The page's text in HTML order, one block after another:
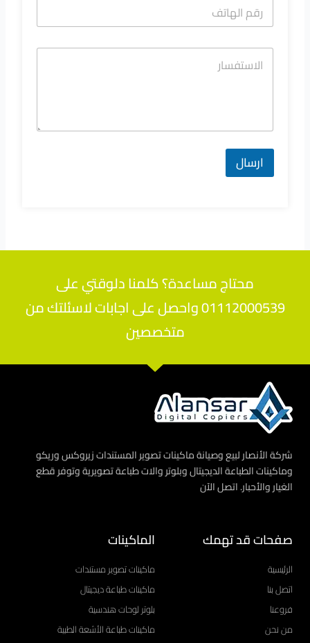
ارسال
محتاج مساعدة؟ كلمنا دلوقتي على
01112000539 واحصل على اجابات لاسئلتك من
متخصصين
شركة الأنصار لبيع وصيانة ماكينات تصوير المستندات زيروكس وريكو
وماكينات الطباعة الديجيتال وبلوتر والات طباعة تصويرية وتوفر قطع
الغيار والأحبار. اتصل الآن
صفحات قد تهمك
الرئيسية
اتصل بنا
فروعنا
من نحن
الماكينات
ماكينات تصوير مستندات
ماكينات طباعة ديجيتال
بلوتر لوحات هندسية
ماكينات طباعة الأشعة الطبية